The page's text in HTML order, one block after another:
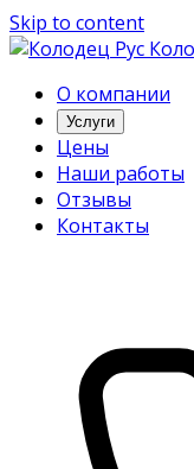
Skip to content
О компании
Услуги
Цены
Наши работы
Отзывы
Контакты